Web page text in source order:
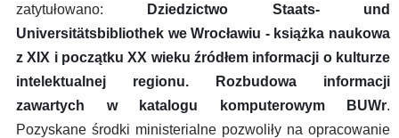
zatytułowano:
Dziedzictwo Staats- und
Universitätsbibliothek we Wrocławiu - książka naukowa
z XIX i początku XX wieku źródłem informacji o kulturze
intelektualnej regionu. Rozbudowa informacji
zawartych w katalogu komputerowym BUWr.
Pozyskane środki ministerialne pozwoliły na opracowanie